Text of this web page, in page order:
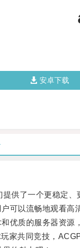
安卓下载
了一个更稳定、
以流畅地观看高
质的服务器资源
共同竞技，